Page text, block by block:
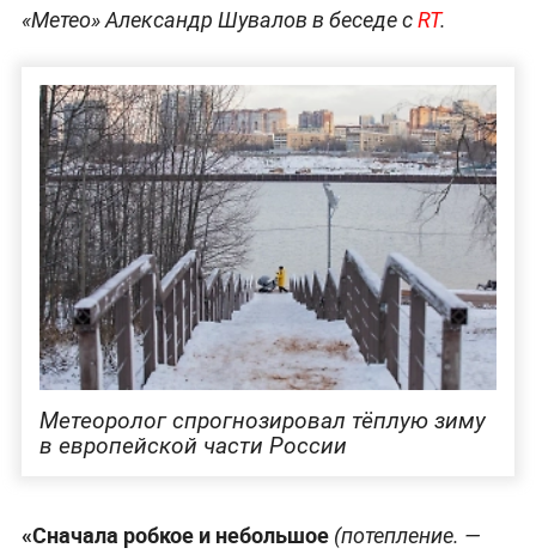
«Метео» Александр Шувалов в беседе сRT.
Метеоролог спрогнозировал тёплую зиму
в европейской части России
«Сначала робкое и небольшое (потепление. —